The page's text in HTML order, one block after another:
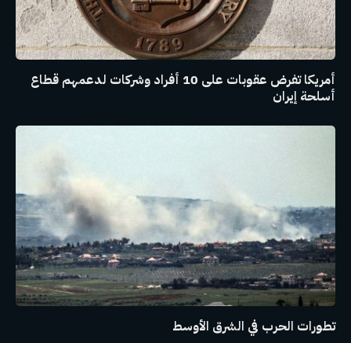
أمريكا تفرض عقوبات على 10 أفراد وشركات لدعمهم قطاع
أسلحة إيران
تطورات الحرب في الشرق الأوسط